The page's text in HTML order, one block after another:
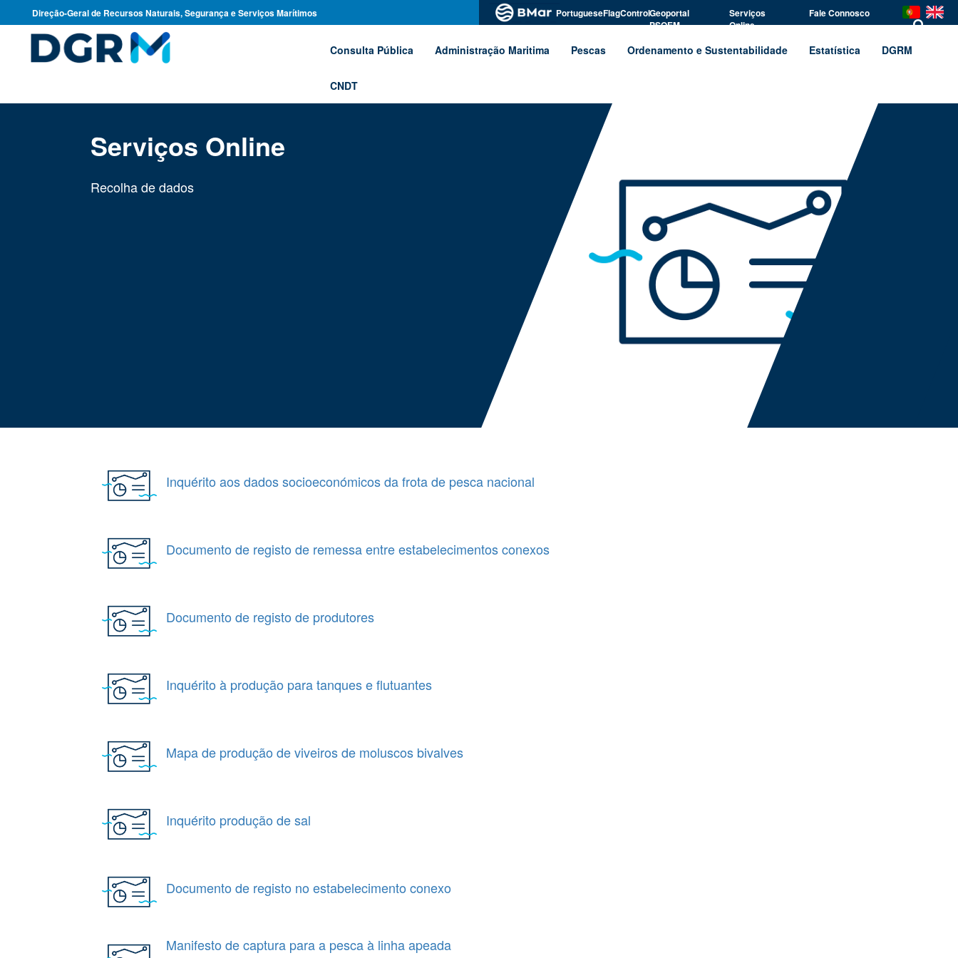
Direção-Geral de Recursos Naturais, Segurança e Serviços Marítimos PortugueseFlagControlGeoportal
PSOEM
Serviços
Online
Fale Connosco
Consulta Pública Administração Maritima Pescas Ordenamento e Sustentabilidade Estatística DGRM
CNDT
Serviços Online
Recolha de dados
Inquérito aos dados socioeconómicos da frota de pesca nacional
Documento de registo de remessa entre estabelecimentos conexos
Documento de registo de produtores
Inquérito à produção para tanques e flutuantes
Mapa de produção de viveiros de moluscos bivalves
Inquérito produção de sal
Documento de registo no estabelecimento conexo
Manifesto de captura para a pesca à linha apeada